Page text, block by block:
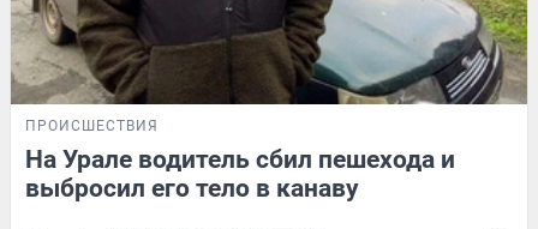
ПРОИСШЕСТВИЯ
На Урале водитель сбил пешехода и
выбросил его тело в канаву